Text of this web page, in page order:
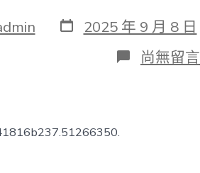
發
表
2025 年 9 月 8 日
在
〈[扶
尚無留言